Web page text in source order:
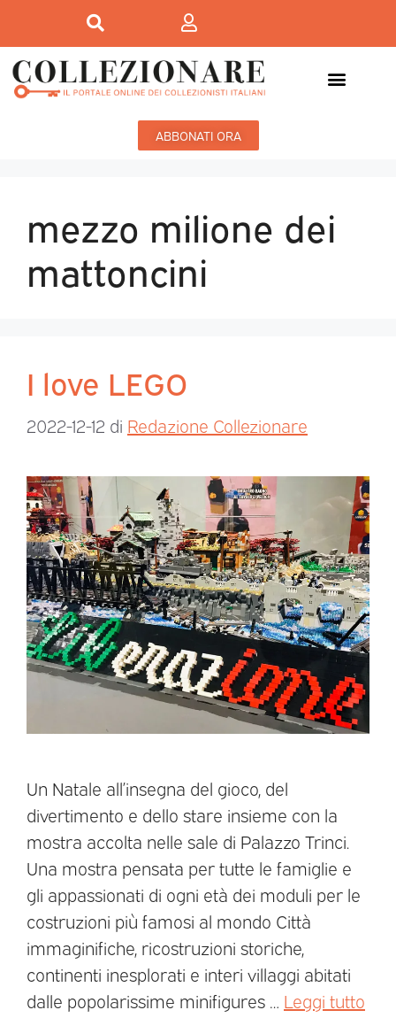
ABBONATI ORA
mezzo milione dei
mattoncini
I love LEGO
2022-12-12 di Redazione Collezionare
Un Natale all’insegna del gioco, del
divertimento e dello stare insieme con la
mostra accolta nelle sale di Palazzo Trinci.
Una mostra pensata per tutte le famiglie e
gli appassionati di ogni età dei moduli per le
costruzioni più famosi al mondo Città
immaginifiche, ricostruzioni storiche,
continenti inesplorati e interi villaggi abitati
dalle popolarissime minifigures … Leggi tutto